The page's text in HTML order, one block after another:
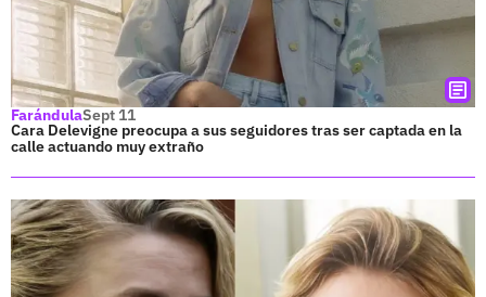
FarándulaSept 11
Cara Delevigne preocupa a sus seguidores tras ser captada en la
calle actuando muy extraño